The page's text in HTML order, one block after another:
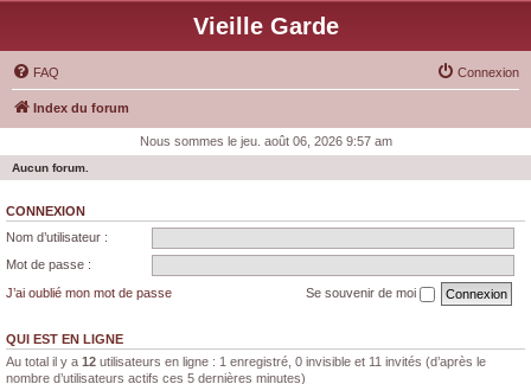
Vieille Garde
FAQ Connexion
Index du forum
Nous sommes le jeu. août 06, 2026 9:57 am
Aucun forum.
CONNEXION
Nom d’utilisateur :
Mot de passe :
J’ai oublié mon mot de passe
Se souvenir de moi
QUI EST EN LIGNE
Au total il y a 12 utilisateurs en ligne : 1 enregistré, 0 invisible et 11 invités (d’après le
nombre d’utilisateurs actifs ces 5 dernières minutes)